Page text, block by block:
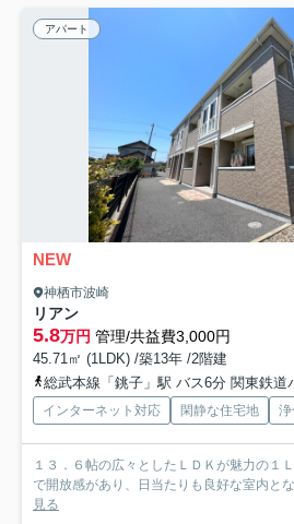
アパート
NEW
神栖市波崎
リアン
5.8万円 管理/共益費3,000円
45.71㎡ (1LDK) /築13年 /2階建
総武本線「銚子」駅 バス6分 関東鉄道
インターネット対応 閑静な住宅地
１３．６帖の広々としたＬＤＫが魅力の１
で開放感があり、日当たりも良好な室内と
見る